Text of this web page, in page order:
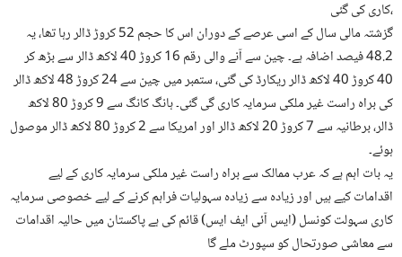
کاری کی گئی،
گزشتہ مالی سال کے اسی عرصے کے دوران اس کا حجم 52 کروڑ ڈالر رہا تھا، یہ
48.2 فیصد اضافہ ہے۔ چین سے آنے والی رقم 16 کروڑ 40 لاکھ ڈالر سے بڑھ کر
40 کروڑ 40 لاکھ ڈالر ریکارڈ کی گئی، ستمبر میں چین سے 24 کروڑ 48 لاکھ ڈالر
کی براہ راست غیر ملکی سرمایہ کاری گی گئی۔ ہانگ کانگ سے 9 کروڑ 80 لاکھ
ڈالر، برطانیہ سے 7 کروڑ 20 لاکھ ڈالر اور امریکا سے 2 کروڑ 80 لاکھ ڈالر موصول
ہوئے۔
یہ بات اہم ہے کہ عرب ممالک سے براہ راست غیر ملکی سرمایہ کاری کے لیے
اقدامات کیے ہیں اور زیادہ سے زیادہ سہولیات فراہم کرنے کے لیے خصوصی سرمایہ
کاری سہولت کونسل (ایس آئی ایف ایس) قائم کی ہے پاکستان میں حالیہ اقدامات
سے معاشی صورتحال کو سپورٹ ملے گا